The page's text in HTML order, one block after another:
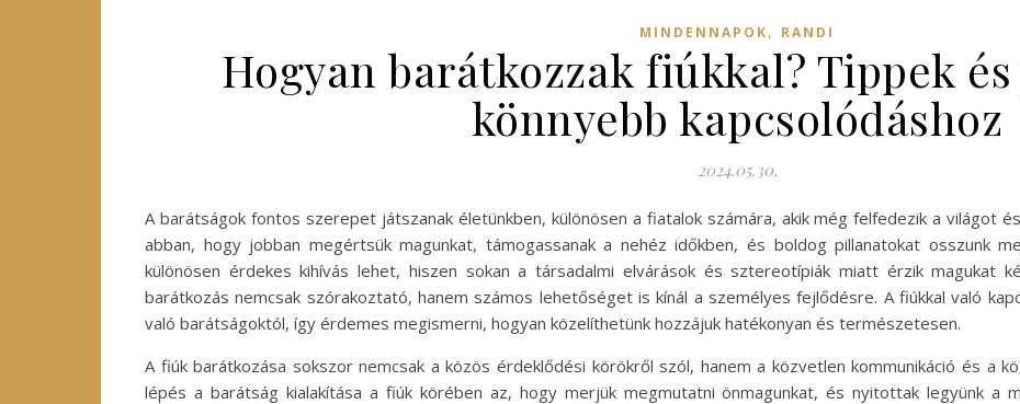
MINDENNAPOK, RANDI
Hogyan barátkozzak fiúkkal? Tippek
könnyebb kapcsolódáshoz
2024.05.30.
A barátságok fontos szerepet játszanak életünkben, különösen a fiatalok számára, akik még felfedezik a világot
abban, hogy jobban megértsük magunkat, támogassanak a nehéz időkben, és boldog pillanatokat osszunk
különösen érdekes kihívás lehet, hiszen sokan a társadalmi elvárások és sztereotípiák miatt érzik magukat
barátkozás nemcsak szórakoztató, hanem számos lehetőséget is kínál a személyes fejlődésre. A fiúkkal való
való barátságoktól, így érdemes megismerni, hogyan közelíthetünk hozzájuk hatékonyan és természetesen.
A fiúk barátkozása sokszor nemcsak a közös érdeklődési körökről szól, hanem a közvetlen kommunikáció és a
lépés a barátság kialakítása a fiúk körében az, hogy merjük megmutatni önmagunkat, és nyitottak legyünk a